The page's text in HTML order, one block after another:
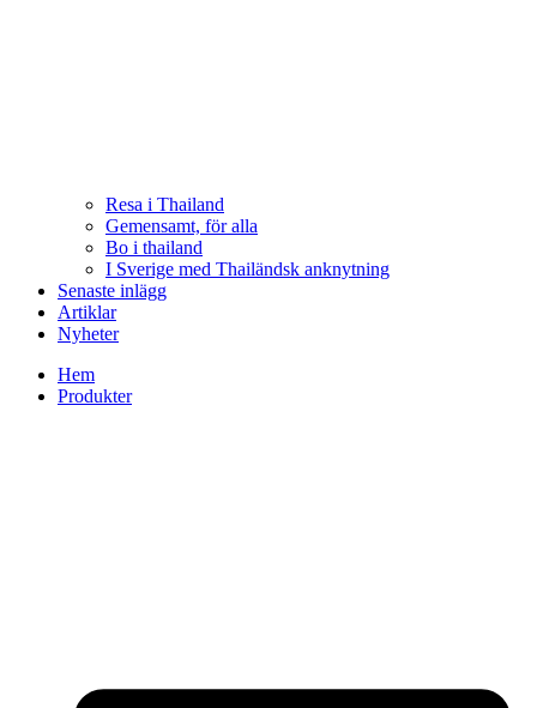
Resa i Thailand
Gemensamt, för alla
Bo i thailand
I Sverige med Thailändsk anknytning
Senaste inlägg
Artiklar
Nyheter
Hem
Produkter